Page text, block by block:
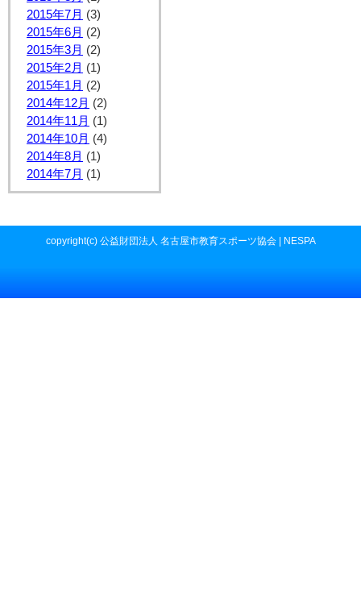
2015年7月 (3)
2015年6月 (2)
2015年3月 (2)
2015年2月 (1)
2015年1月 (2)
2014年12月 (2)
2014年11月 (1)
2014年10月 (4)
2014年8月 (1)
2014年7月 (1)
copyright(c) 公益財団法人 名古屋市教育スポーツ協会 | NESPA